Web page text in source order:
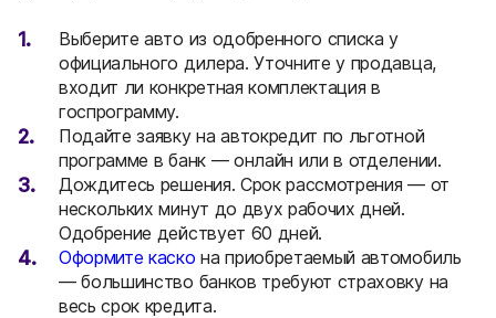
Выберите авто из одобренного списка у
официального дилера. Уточните у продавца,
входит ли конкретная комплектация в
госпрограмму.
Подайте заявку на автокредит по льготной
программе в банк — онлайн или в отделении.
Дождитесь решения. Срок рассмотрения — от
нескольких минут до двух рабочих дней.
Одобрение действует 60 дней.
Оформите каско на приобретаемый автомобиль
— большинство банков требуют страховку на
весь срок кредита.